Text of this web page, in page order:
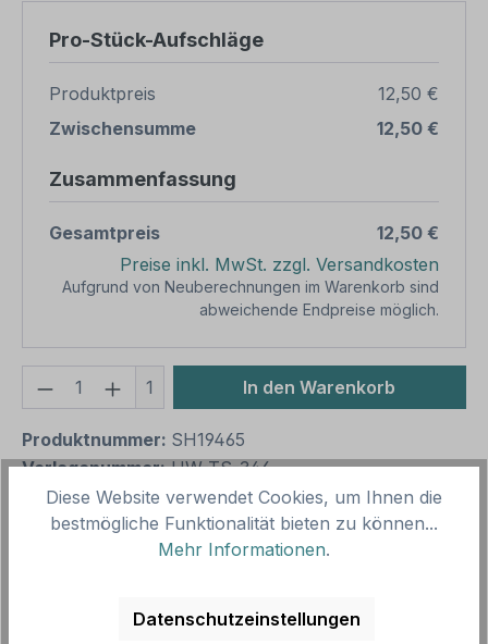
Pro-Stück-Aufschläge
Produktpreis
12,50 €
Zwischensumme
12,50 €
Zusammenfassung
Gesamtpreis
12,50 €
Preise inkl. MwSt. zzgl. Versandkosten
Aufgrund von Neuberechnungen im Warenkorb sind
abweichende Endpreise möglich.
Produkt Anzahl: Gib den
1 In den Warenkorb
Produktnummer: SH19465
Vorlagenummer: HW-TS-346
des Schildes Barfußpfad - Ende…Mehr
Diese Website verwendet Cookies, um Ihnen die
bestmögliche Funktionalität bieten zu können...
Mehr Informationen.
Datenschutzeinstellungen